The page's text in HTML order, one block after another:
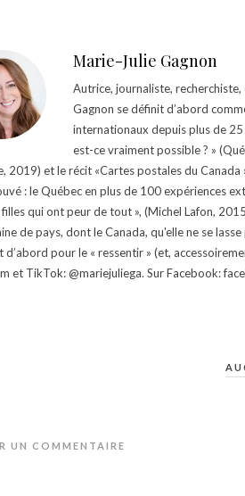
Marie-Julie Gagnon
Autrice, journaliste,
Gagnon se définit d’abord
internationaux depuis plus de 25
est-ce vraiment possible ? »
2019) et le récit «Cartes postales du
: le Québec en plus de 100 expériences
qui ont peur de tout », (Michel Lafon,
de pays, dont le Canada, qu'elle ne se
d’abord pour le « ressentir » (et,
et TikTok: @mariejuliega. Sur Facebook:
UN COMMENTAIRE